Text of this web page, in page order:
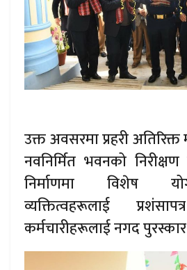
उक्त अवसरमा प्रहरी
नवनिर्मित भवनको
निर्माणमा विशेष
व्यक्तित्वहरूलाई
कर्मचारीहरूलाई नगद पुरस्कार